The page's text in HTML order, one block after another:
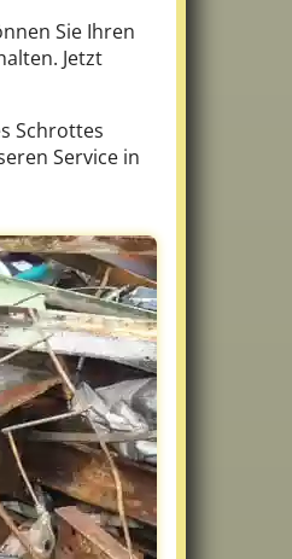
Sie Ihren
Jetzt
Schrottes
Service in